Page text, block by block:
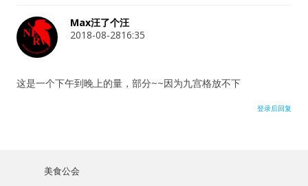
上海
Max汪了个汪
2018-08-2816:35
这是一个下午到晚上的量，部分~~因为九宫格放不下
登录后回复
美食公会